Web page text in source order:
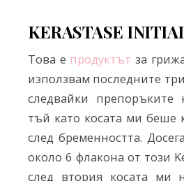
KERASTASE
Това е продуктът за
използвам последните
следвайки
тъй като косата ми беше
след бременността.
около 6 флакона от този
след втория косата ми